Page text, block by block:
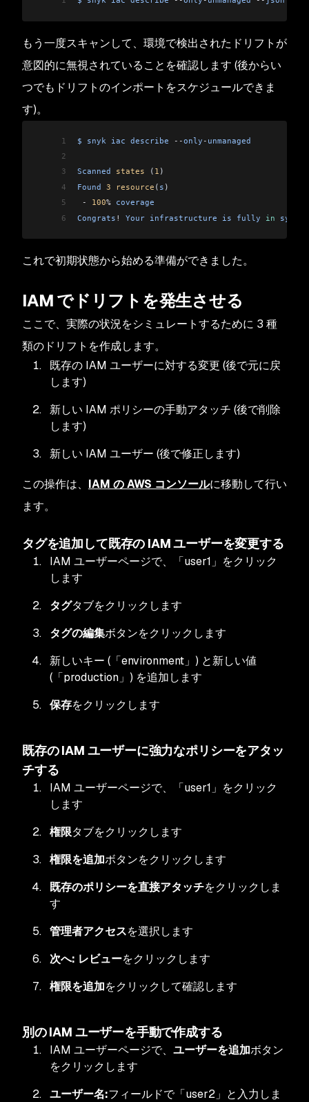
もう一度スキャンして、環境で検出されたドリフトが
意図的に無視されていることを確認します (後からい
つでもドリフトのインポートをスケジュールできま
す)。
1 $ snyk iac describe --only - unmanaged
2
3
Scanned states ( 1 )
4
Found 3 resource ( s )
5
- 100% coverage
6
Congrats ! Your infrastructure is fully in sync
これで初期状態から始める準備ができました。
IAM でドリフトを発生させる
ここで、実際の状況をシミュレートするために 3 種
類のドリフトを作成します。
既存の IAM ユーザーに対する変更 (後で元に戻
します)
新しい IAM ポリシーの手動アタッチ (後で削除
します)
新しい IAM ユーザー (後で修正します)
この操作は、 IAM の AWS コンソールに移動して行い
ます。
タグを追加して既存の IAM ユーザーを変更する
IAM ユーザーページで、「user1」をクリック
します
タグタブをクリックします
タグの編集ボタンをクリックします
新しいキー (「environment」) と新しい値
(「production」) を追加します
保存をクリックします
既存の IAM ユーザーに強力なポリシーをアタッ
チする
IAM ユーザーページで、「user1」をクリック
します
権限タブをクリックします
権限を追加ボタンをクリックします
既存のポリシーを直接アタッチをクリックしま
す
管理者アクセスを選択します
次へ: レビューをクリックします
権限を追加をクリックして確認します
別の IAM ユーザーを手動で作成する
IAM ユーザーページで、 ユーザーを追加ボタン
をクリックします
ユーザー名:フィールドで「user2」と入力しま